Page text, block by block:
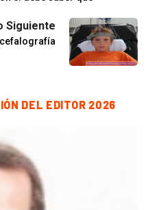
Siguiente
DEL EDITOR 2026